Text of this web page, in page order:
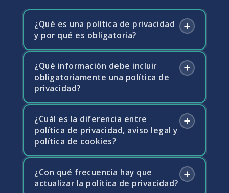
¿Qué es una política de privacidad
y por qué es obligatoria?
La política de privacidad es el documento
mediante el cual una empresa informa a los
usuarios sobre cómo recoge, trata y protege
sus datos personales. Es obligatoria para
cualquier web, app o empresa que recoja
datos de personas físicas, de conformidad
con el artículo 13 del RGPD. Su ausencia o
inadecuación puede dar lugar a sanciones de
la AEPD y a reclamaciones de los usuarios.
¿Qué información debe incluir
obligatoriamente una política de
privacidad?
El RGPD exige que la política de privacidad
informe sobre la identidad del responsable
del tratamiento, las finalidades y base legal de
cada tratamiento, los destinatarios de los
datos, los plazos de conservación, los
derechos de los interesados y cómo
¿Cuál es la diferencia entre
política de privacidad, aviso legal y
política de cookies?
El aviso legal contiene la información legal
sobre la empresa titular de la web
¿Con qué frecuencia hay que
actualizar la política de privacidad?